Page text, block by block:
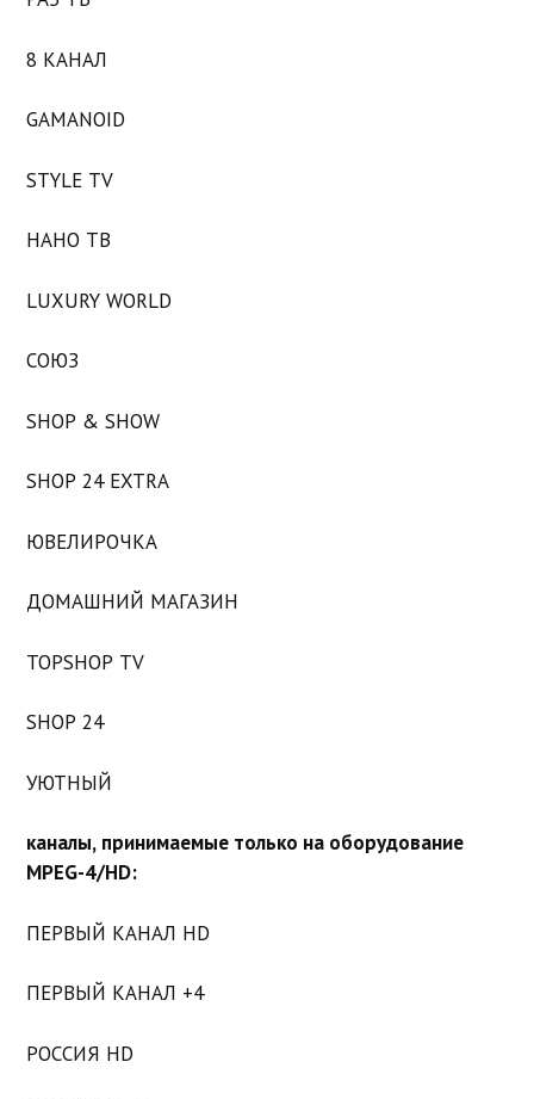
8 КАНАЛ
GAMANOID
STYLE TV
НАНО ТВ
LUXURY WORLD
СОЮЗ
SHOP & SHOW
SHOP 24 EXTRA
ЮВЕЛИРОЧКА
ДОМАШНИЙ МАГАЗИН
TOPSHOP TV
SHOP 24
УЮТНЫЙ
каналы, принимаемые только на оборудование
MPEG-4/HD:
ПЕРВЫЙ КАНАЛ HD
ПЕРВЫЙ КАНАЛ +4
РОССИЯ HD